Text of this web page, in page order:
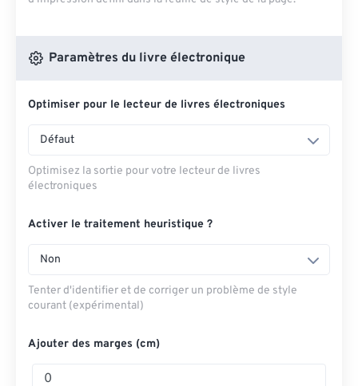
Paramètres du livre électronique
Optimiser pour le lecteur de livres électroniques
Défaut
Optimisez la sortie pour votre lecteur de livres
électroniques
Activer le traitement heuristique ?
Non
Tenter d'identifier et de corriger un problème de style
courant (expérimental)
Ajouter des marges (cm)